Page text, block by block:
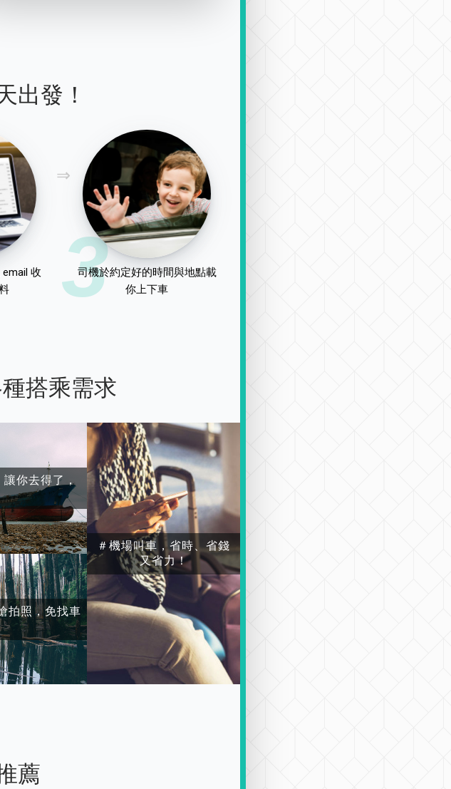
出發！
收
3
司機於約定好的時間與地點載
你上下車
搭乘需求
你去得了，
拍照，免找車
＃機場叫車，省時、省錢
又省力！
薦